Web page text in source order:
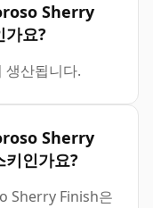
Sherry
요?
생산됩니다.
Sherry
인가요?
Sherry Finish은